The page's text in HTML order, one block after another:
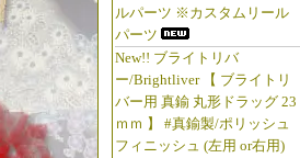
ルパーツ ※カスタムリール
パーツ
New!! ブライトリバ
ー/Brightliver 【 ブライトリ
バー用 真鍮 丸形ドラッグ 23
ｍｍ 】 #真鍮製/ポリッシュ
フィニッシュ (左用 or右用)